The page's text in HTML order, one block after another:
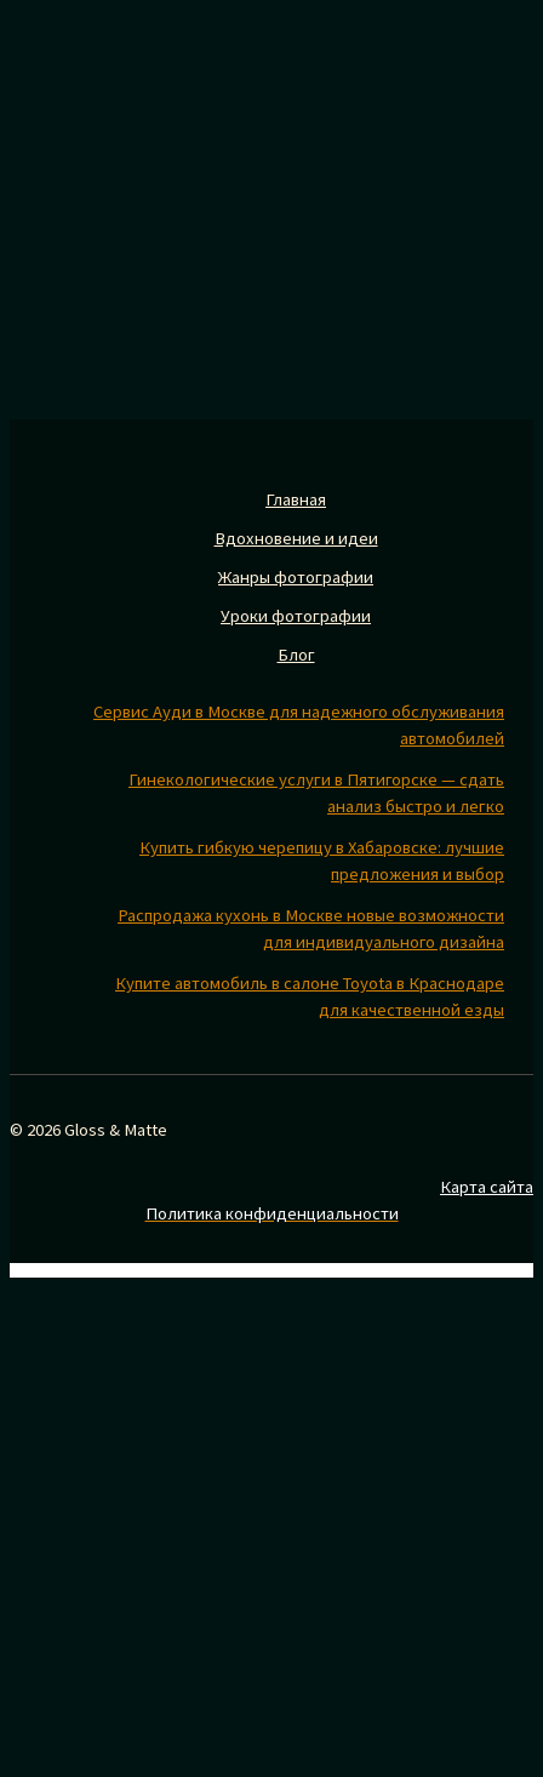
Главная
Вдохновение и идеи
Жанры фотографии
Уроки фотографии
Блог
Сервис Ауди в Москве для надежного обслуживания
автомобилей
Гинекологические услуги в Пятигорске — сдать
анализ быстро и легко
Купить гибкую черепицу в Хабаровске: лучшие
предложения и выбор
Распродажа кухонь в Москве новые возможности
для индивидуального дизайна
Купите автомобиль в салоне Toyota в Краснодаре
для качественной езды
© 2026 Gloss & Matte
Карта сайта
Политика конфиденциальности